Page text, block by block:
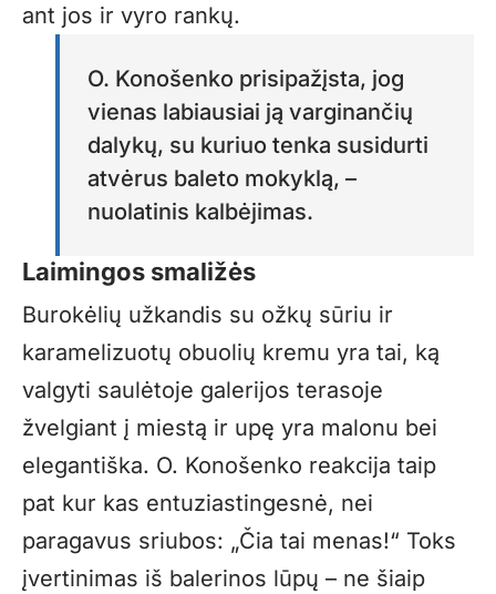
ant jos ir vyro rankų.
O. Konošenko prisipažįsta, jog
vienas labiausiai ją varginančių
dalykų, su kuriuo tenka susidurti
atvėrus baleto mokyklą, –
nuolatinis kalbėjimas.
Laimingos smaližės
Burokėlių užkandis su ožkų sūriu ir
karamelizuotų obuolių kremu yra tai, ką
valgyti saulėtoje galerijos terasoje
žvelgiant į miestą ir upę yra malonu bei
elegantiška. O. Konošenko reakcija taip
pat kur kas entuziastingesnė, nei
paragavus sriubos: „Čia tai menas!“ Toks
įvertinimas iš balerinos lūpų – ne šiaip